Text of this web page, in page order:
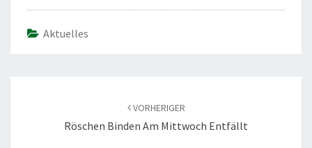
Aktuelles
VORHERIGER
Röschen Binden Am Mittwoch Entfällt